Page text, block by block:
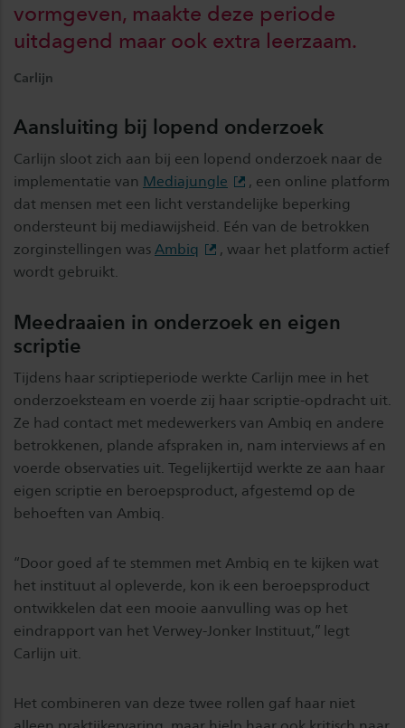
vormgeven, maakte deze periode
uitdagend maar ook extra leerzaam.
Carlijn
Aansluiting bij lopend onderzoek
Carlijn sloot zich aan bij een lopend onderzoek naar de
implementatie van Mediajungle
, een online platform
dat mensen met een licht verstandelijke beperking
ondersteunt bij mediawijsheid. Eén van de betrokken
zorginstellingen was Ambiq
, waar het platform actief
wordt gebruikt.
Meedraaien in onderzoek en eigen
scriptie
Tijdens haar scriptieperiode werkte Carlijn mee in het
onderzoeksteam en voerde zij haar scriptie-opdracht uit.
Ze had contact met medewerkers van Ambiq en andere
betrokkenen, plande afspraken in, nam interviews af en
voerde observaties uit. Tegelijkertijd werkte ze aan haar
eigen scriptie en beroepsproduct, afgestemd op de
behoeften van Ambiq.
“Door goed af te stemmen met Ambiq en te kijken wat
het instituut al opleverde, kon ik een beroepsproduct
ontwikkelen dat een mooie aanvulling was op het
eindrapport van het Verwey-Jonker Instituut,” legt
Carlijn uit.
Het combineren van deze twee rollen gaf haar niet